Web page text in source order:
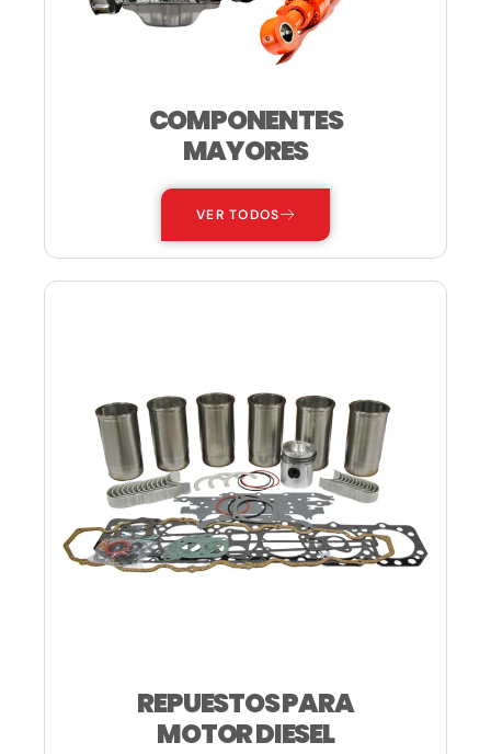
COMPONENTES
MAYORES
VER TODOS
REPUESTOS PARA
MOTOR DIESEL